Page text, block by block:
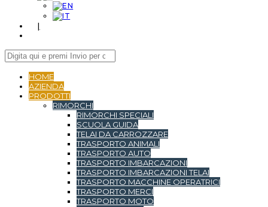
|
HOME
AZIENDA
PRODOTTI
RIMORCHI
RIMORCHI SPECIALI
SCUOLA GUIDA
TELAI DA CARROZZARE
TRASPORTO ANIMALI
TRASPORTO AUTO
TRASPORTO IMBARCAZIONI
TRASPORTO IMBARCAZIONI TELAI
TRASPORTO MACCHINE OPERATRICI
TRASPORTO MERCI
TRASPORTO MOTO